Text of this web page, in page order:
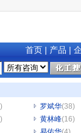
首页| 产品 |
罗斌华(38)
黄林峰(16)